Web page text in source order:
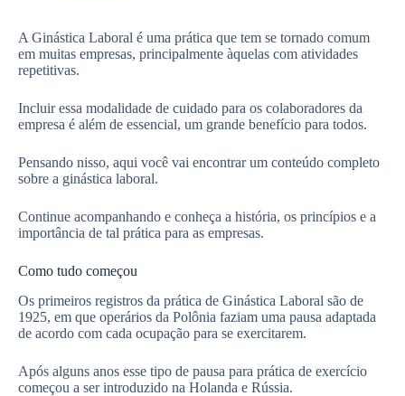
A Ginástica Laboral é uma prática que tem se tornado comum
em muitas empresas, principalmente àquelas com atividades
repetitivas.
Incluir essa modalidade de cuidado para os colaboradores da
empresa é além de essencial, um grande benefício para todos.
Pensando nisso, aqui você vai encontrar um conteúdo completo
sobre a ginástica laboral.
Continue acompanhando e conheça a história, os princípios e a
importância de tal prática para as empresas.
Como tudo começou
Os primeiros registros da prática de Ginástica Laboral são de
1925, em que operários da Polônia faziam uma pausa adaptada
de acordo com cada ocupação para se exercitarem.
Após alguns anos esse tipo de pausa para prática de exercício
começou a ser introduzido na Holanda e Rússia.